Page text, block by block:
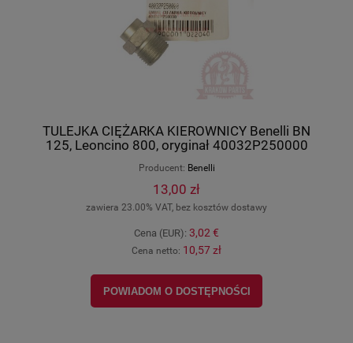
TULEJKA CIĘŻARKA KIEROWNICY Benelli BN
125, Leoncino 800, oryginał 40032P250000
Producent: Benelli
13,00 zł
zawiera 23.00% VAT, bez kosztów dostawy
Cena (EUR): 3,02 €
Cena netto: 10,57 zł
POWIADOM O DOSTĘPNOŚCI